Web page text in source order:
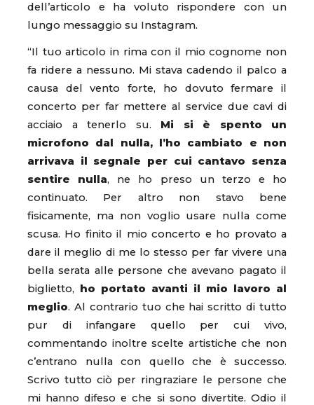
dell’articolo e ha voluto rispondere con un
lungo messaggio su Instagram.
“Il tuo articolo in rima con il mio cognome non
fa ridere a nessuno. Mi stava cadendo il palco a
causa del vento forte, ho dovuto fermare il
concerto per far mettere al service due cavi di
acciaio a tenerlo su. Mi si è spento un
microfono dal nulla, l’ho cambiato e non
arrivava il segnale per cui cantavo senza
sentire nulla, ne ho preso un terzo e ho
continuato. Per altro non stavo bene
fisicamente, ma non voglio usare nulla come
scusa. Ho finito il mio concerto e ho provato a
dare il meglio di me lo stesso per far vivere una
bella serata alle persone che avevano pagato il
biglietto, ho portato avanti il mio lavoro al
meglio. Al contrario tuo che hai scritto di tutto
pur di infangare quello per cui vivo,
commentando inoltre scelte artistiche che non
c’entrano nulla con quello che è successo.
Scrivo tutto ciò per ringraziare le persone che
mi hanno difeso e che si sono divertite. Odio il